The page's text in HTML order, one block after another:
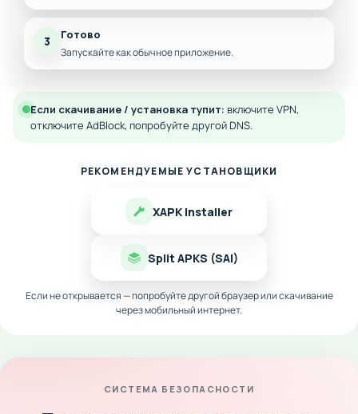
3 Готово
Запускайте как обычное приложение.
Если скачивание / установка тупит: включите VPN,
отключите AdBlock, попробуйте другой DNS.
РЕКОМЕНДУЕМЫЕ УСТАНОВЩИКИ
XAPK Installer
Split APKS (SAI)
Если не открывается — попробуйте другой браузер или скачивание
через мобильный интернет.
СИСТЕМА БЕЗОПАСНОСТИ